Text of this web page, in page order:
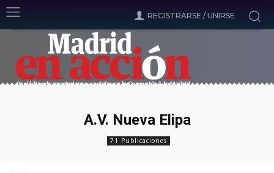
REGISTRARSE / UNIRSE
A.V. Nueva Elipa
71 Publicaciones